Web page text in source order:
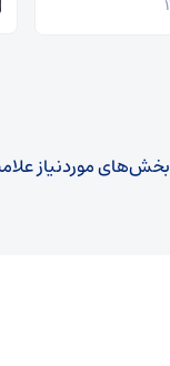
بخش‌های موردنیاز